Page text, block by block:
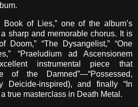
Book of Lies,” one of the album’s
sharp and memorable chorus. It is
Doom,” “The Dysangelist,” “One
“Praeludium ad Ascensionem
instrumental piece that
of the Damned”—“Possessed,
Deicide-inspired), and finally “In
true masterclass in Death Metal.